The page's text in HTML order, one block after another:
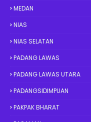
MEDAN
NIAS
NIAS SELATAN
PADANG LAWAS
PADANG LAWAS UTARA
PADANGSIDIMPUAN
PAKPAK BHARAT